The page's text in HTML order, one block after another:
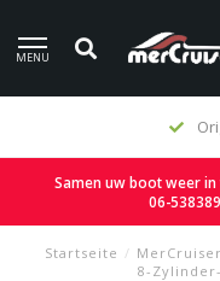
MENU
Samen uw boot weer
06-
Startseite /
8-